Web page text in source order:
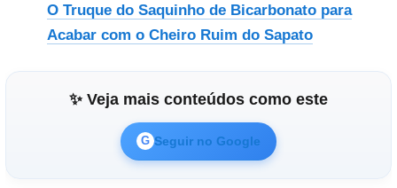
O Truque do Saquinho de Bicarbonato para
Acabar com o Cheiro Ruim do Sapato
✨ Veja mais conteúdos como este
G Seguir no Google